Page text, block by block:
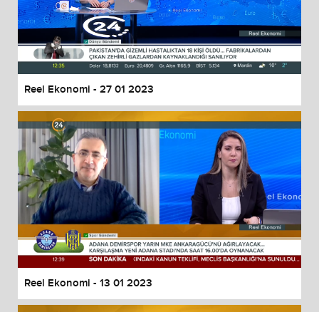
Reel Ekonomi - 27 01 2023
Reel Ekonomi - 13 01 2023